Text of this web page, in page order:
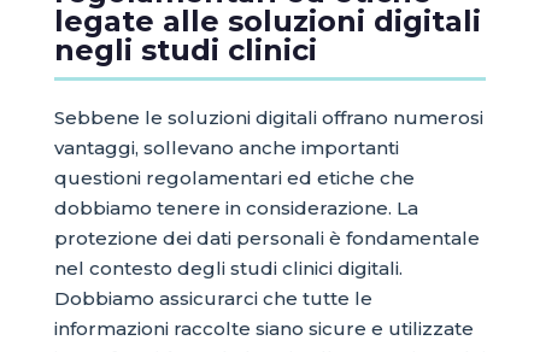
legate alle soluzioni digitali
negli studi clinici
Sebbene le soluzioni digitali offrano numerosi
vantaggi, sollevano anche importanti
questioni regolamentari ed etiche che
dobbiamo tenere in considerazione. La
protezione dei dati personali è fondamentale
nel contesto degli studi clinici digitali.
Dobbiamo assicurarci che tutte le
informazioni raccolte siano sicure e utilizzate